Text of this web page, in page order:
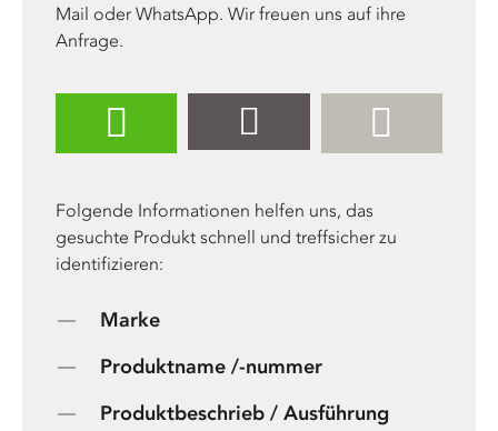
Mail oder WhatsApp. Wir freuen uns auf ihre
Anfrage.
Folgende Informationen helfen uns, das
gesuchte Produkt schnell und treffsicher zu
identifizieren:
Marke
Produktname /-nummer
Produktbeschrieb / Ausführung